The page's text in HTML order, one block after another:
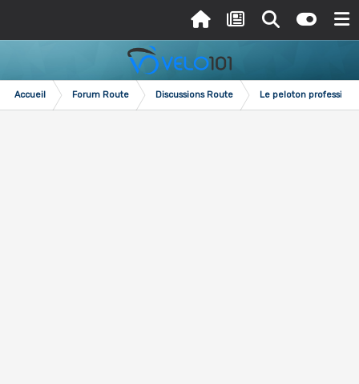
Accueil Forum Route Discussions Route Le peloton